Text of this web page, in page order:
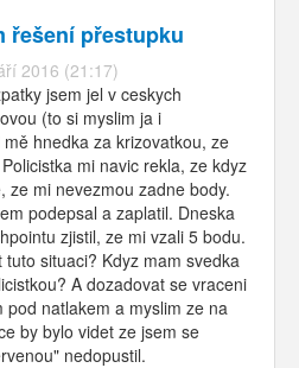
řešení přestupku
2016 (21:17)
jsem jel v ceskych
(to si myslim ja i
hnedka za krizovatkou, ze
mi navic rekla, ze kdyz
ze mi nevezmou zadne body.
podepsal a zaplatil. Dneska
zjistil, ze mi vzali 5 bodu.
situaci? Kdyz mam svedka
A dozadovat se vraceni
pod natlakem a myslim ze na
by bylo videt ze jsem se
nedopustil.